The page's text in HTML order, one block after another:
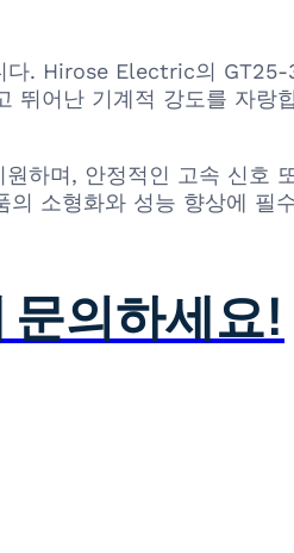
. Hirose Electric의
어난 기계적 강도를 자랑
하며, 안정적인 고속 신호
소형화와 성능 향상에 필
문의하세요!